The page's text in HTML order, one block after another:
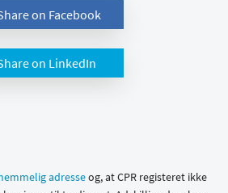
on Facebook
on LinkedIn
adresseog, at CPR registeret ikke